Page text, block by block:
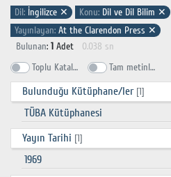
Dil: İngilizce ✕ Konu: Dil ve Dil Bilim ✕
Yayınlayan: At the Clarendon Press ✕
Bulunan: 1 Adet
0.038 sn
Toplu Katalog
Tam metinlerde ara
Bulunduğu Kütüphane/ler [1]
TÜBA Kütüphanesi
Yayın Tarihi [1]
1969